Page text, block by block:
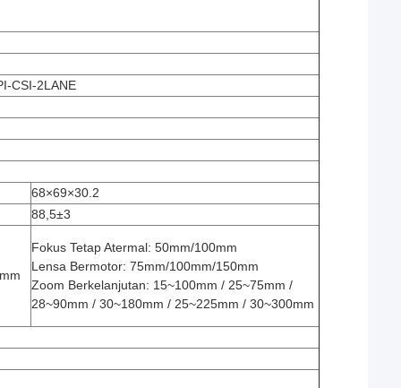
CSI-2LANE
68×69×30.2
88,5±3
Fokus Tetap Atermal: 50mm/100mm
Lensa Bermotor: 75mm/100mm/150mm
Zoom Berkelanjutan: 15~100mm / 25~75mm /
28~90mm / 30~180mm / 25~225mm / 30~300mm